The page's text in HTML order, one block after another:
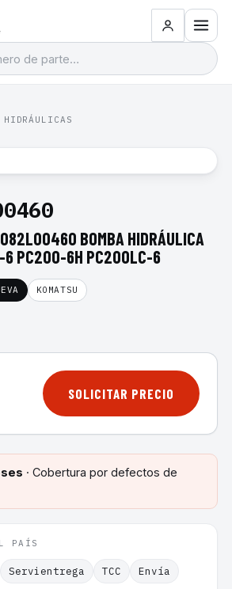
HIDRÁULICAS
BOMBA HIDRÁULICA
6 PC200-6H PC200LC-6
KOMATSU
SOLICITAR PRECIO
· Cobertura por defectos de
PAÍS
Servientrega TCC Envía